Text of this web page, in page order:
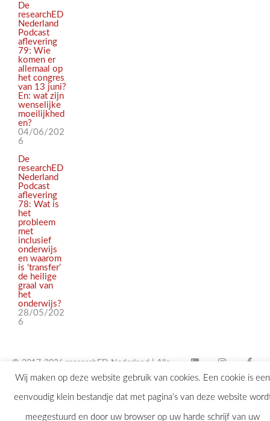
De
researchED
Nederland
Podcast
aflevering
79: Wie
komen er
allemaal op
het congres
van 13 juni?
En: wat zijn
wenselijke
moeilijkhed
en?
04/06/202
6
De
researchED
Nederland
Podcast
aflevering
78: Wat is
het
probleem
met
inclusief
onderwijs
en waarom
is ‘transfer’
de heilige
graal van
het
onderwijs?
28/05/202
6
© 2017-2026 researchED Nederland | Alle
rechten voorbehouden |
contact@researchED.eu
Wij maken op deze website gebruik van cookies. Een cookie is een
eenvoudig klein bestandje dat met pagina’s van deze website
meegestuurd en door uw browser op uw harde schrijf van uw